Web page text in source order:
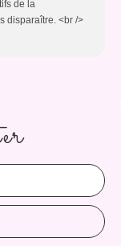
de la
disparaître. <br />